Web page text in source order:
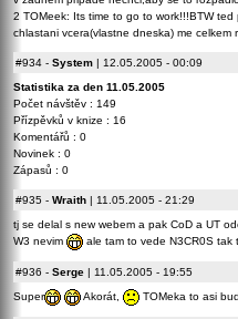
2 TOMeek: Its time to go to work!!!BTW
chlastani vcera(vlastne dneska) me celkem
#934 - System | 12.05.2005 - 00:09
Statistika za den 11.05.2005
Počet návštěv : 149
Přízpěvků v knize : 16
Komentářů : 0
Novinek : 0
Zápasů : 0
#935 - Wraith | 11.05.2005 - 21:29
tj se delal s new webem a pak CoD a UT
W3 nevim
ale tam to vede N3CR0S tak
#936 - Serge | 11.05.2005 - 19:55
Super
Akorát, TOMeka to asi